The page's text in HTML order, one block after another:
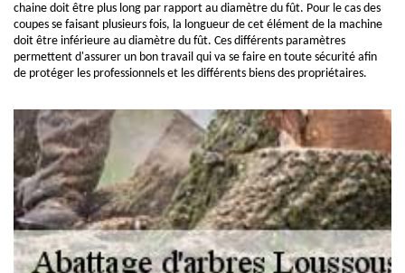
chaine doit être plus long par rapport au diamètre du fût. Pour le cas des
coupes se faisant plusieurs fois, la longueur de cet élément de la machine
doit être inférieure au diamètre du fût. Ces différents paramètres
permettent d'assurer un bon travail qui va se faire en toute sécurité afin
de protéger les professionnels et les différents biens des propriétaires.